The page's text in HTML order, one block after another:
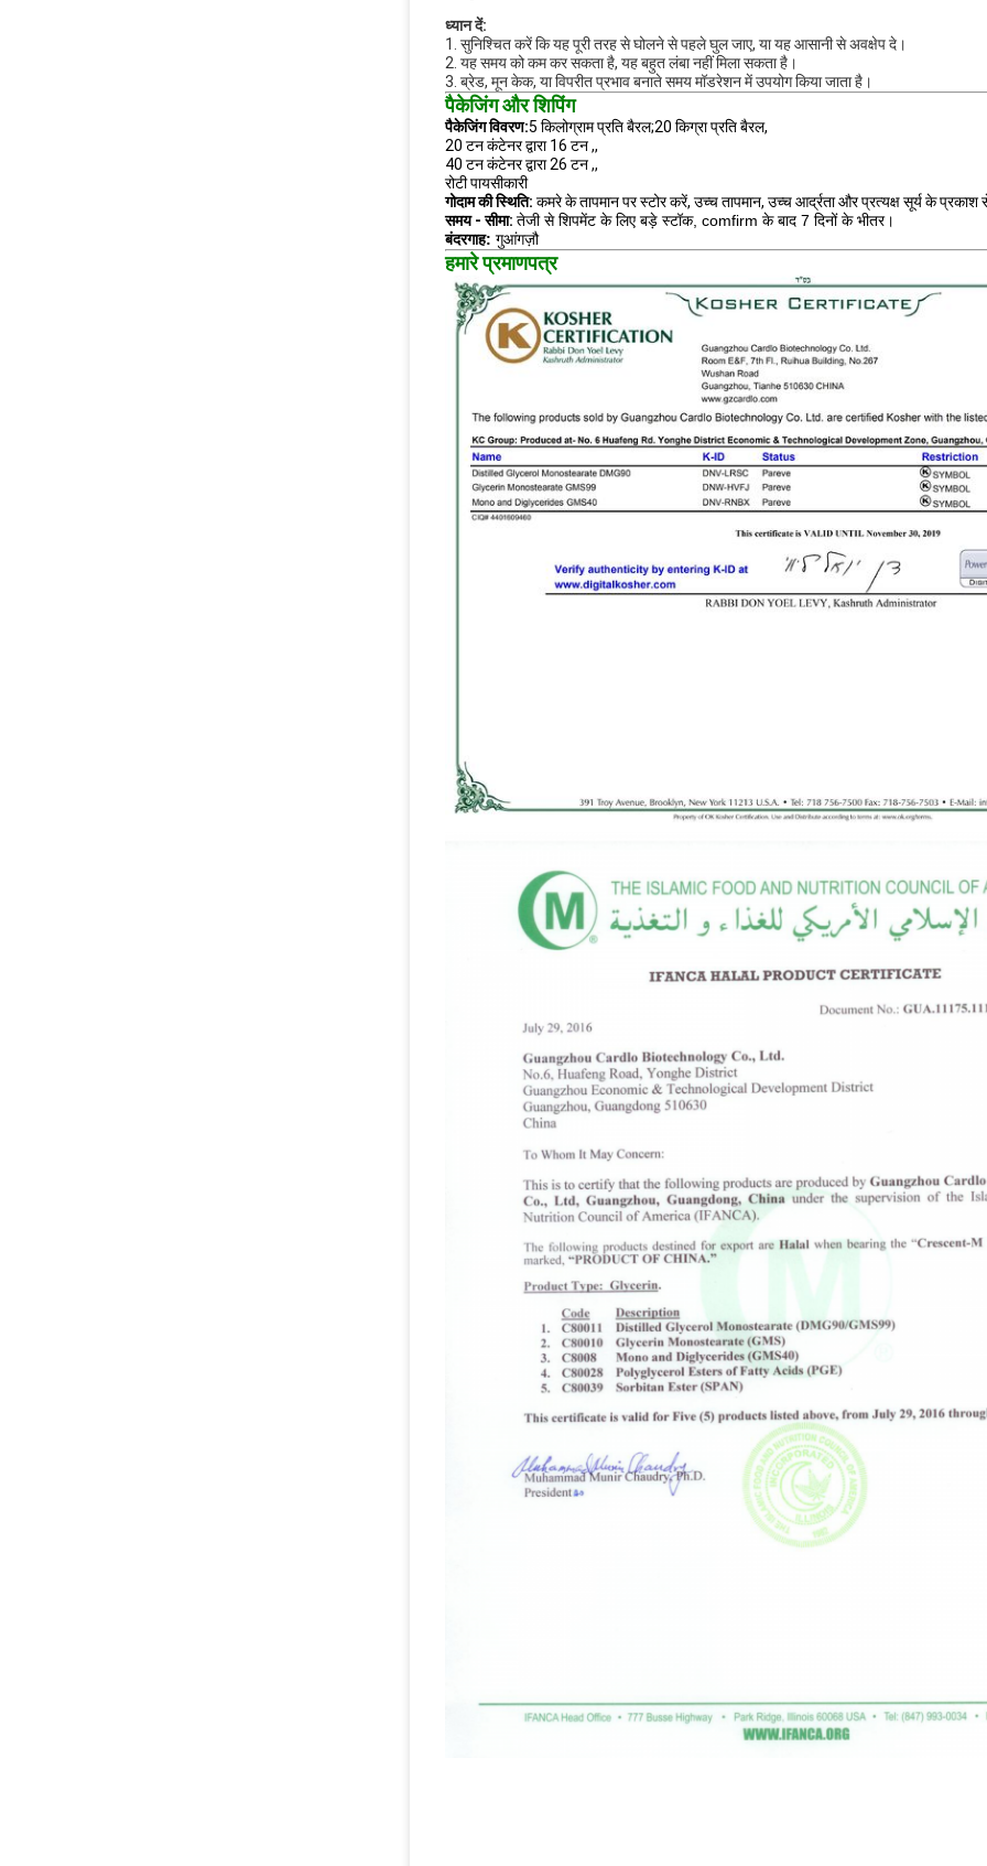
ध्यान दें:
1. सुनिश्चित करें कि यह पूरी तरह से घोलने से पहले घुल जाए, या यह आसानी से अवक्षेप दे।
2. यह समय को कम कर सकता है, यह बहुत लंबा नहीं मिला सकता है।
3. ब्रेड, मून केक, या विपरीत प्रभाव बनाते समय मॉडरेशन में उपयोग किया जाता है।
पैकेजिंग और शिपिंग
पैकेजिंग विवरण:5 किलोग्राम प्रति बैरल;20 किग्रा प्रति बैरल,
20 टन कंटेनर द्वारा 16 टन ,,
40 टन कंटेनर द्वारा 26 टन ,,
रोटी पायसीकारी
गोदाम की स्थिति: कमरे के तापमान पर स्टोर करें, उच्च तापमान, उच्च आर्द्रता और प्रत्यक्ष सूर्य के
समय - सीमा: तेजी से शिपमेंट के लिए बड़े स्टॉक, comfirm के बाद 7 दिनों के भीतर।
बंदरगाह: गुआंगज़ौ
हमारे प्रमाणपत्र